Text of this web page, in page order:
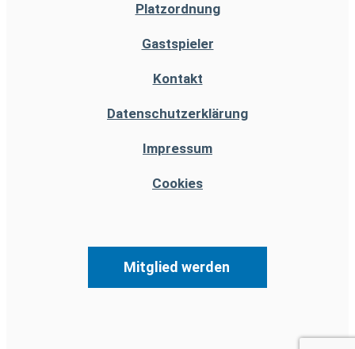
Platzordnung
Gastspieler
Kontakt
Datenschutzerklärung
Impressum
Cookies
Mitglied werden